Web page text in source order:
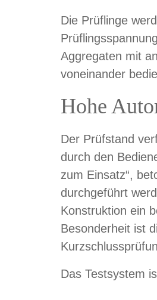
Die Prüflinge
Aggregaten mit
voneinander
Hohe
Der Prüfstand
durch den
zum Einsatz“,
durchgeführt
Konstruktion ein
Besonderheit ist
Das Testsystem